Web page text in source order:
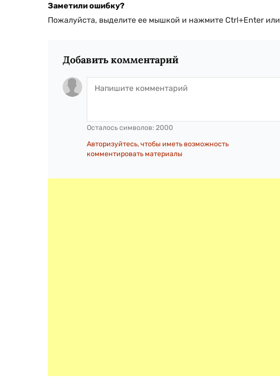
Заметили ошибку?
Пожалуйста, выделите ее мышкой и нажмите Ctrl+Enter или
Добавить комментарий
Осталось символов: 2000
Авторизуйтесь, чтобы иметь возможность
комментировать материалы